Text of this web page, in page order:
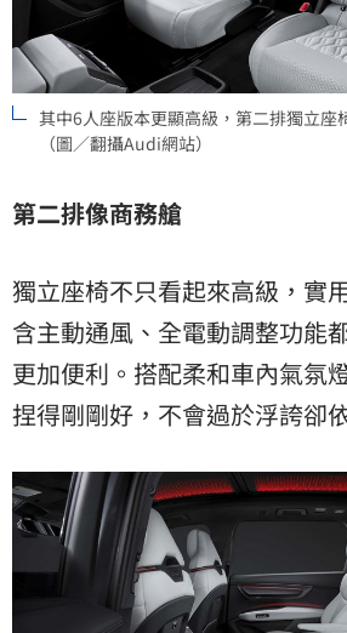
其中6人座版本更顯高級，第二排獨立座
（圖／翻攝Audi網站）
第二排像商務艙
獨立座椅不只看起來高級，實
含主動通風、全電動調整功能
更加便利。搭配柔和車內氣氛
捏得剛剛好，不會過於浮誇卻